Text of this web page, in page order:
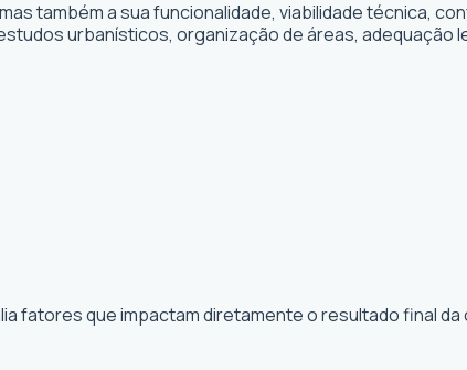
também a sua funcionalidade, viabilidade técnica,
urbanísticos, organização de áreas, adequação
fatores que impactam diretamente o resultado final